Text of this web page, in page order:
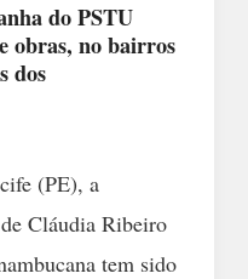
do PSTU
obras, no bairros
dos
(PE), a
Cláudia Ribeiro
tem sido